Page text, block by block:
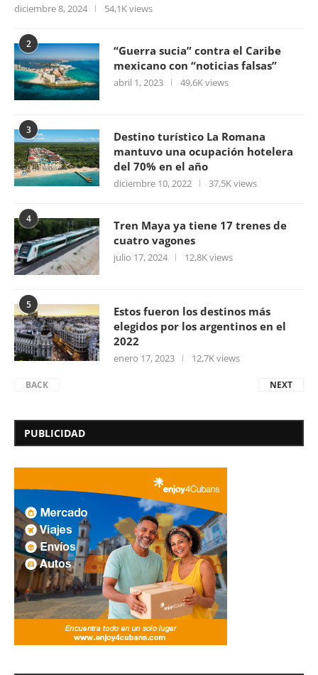
diciembre 8, 2024 54,1K views
2
“Guerra sucia” contra el Caribe
mexicano con “noticias falsas”
abril 1, 2023 49,6K views
3
Destino turístico La Romana
mantuvo una ocupación hotelera
del 70% en el año
diciembre 10, 2022 37,5K views
4
Tren Maya ya tiene 17 trenes de
cuatro vagones
julio 17, 2024 12,8K views
5
Estos fueron los destinos más
elegidos por los argentinos en el
2022
enero 17, 2023 12,7K views
BACK NEXT
PUBLICIDAD